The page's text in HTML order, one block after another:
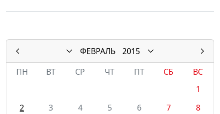
ФЕВРАЛЬ
2015
ПН
ВТ СР ЧТ ПТ СБ
ВС
1
2
3 4 5 6 7
8